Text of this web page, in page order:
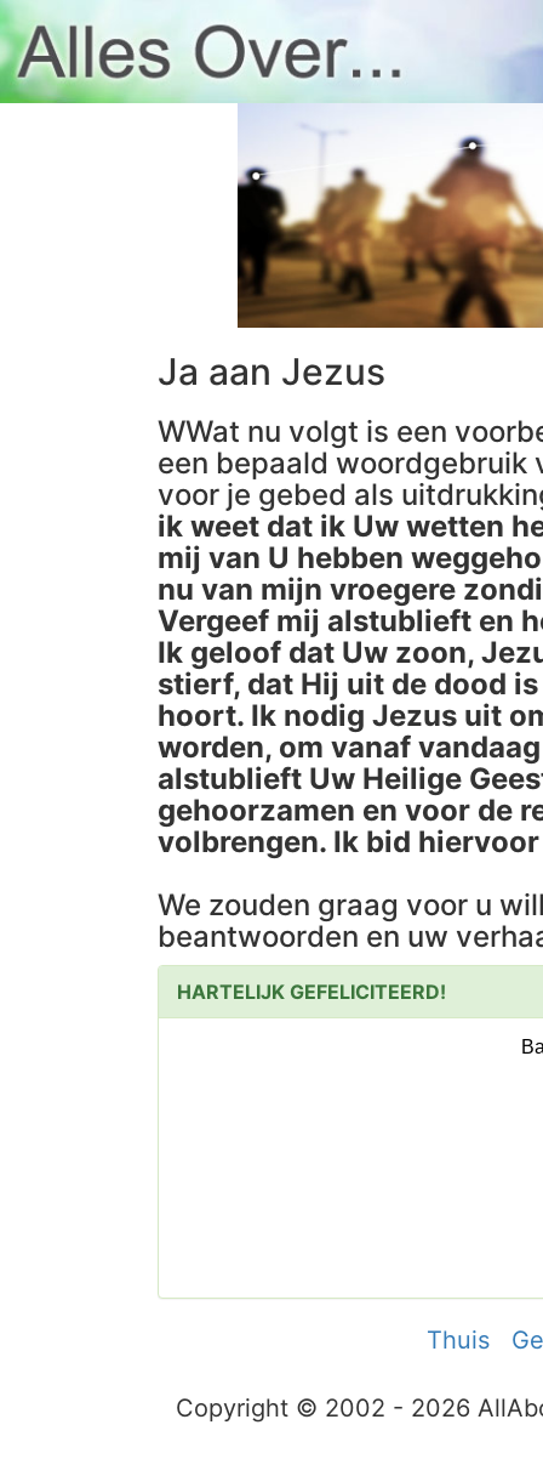
Ja aan Jezus
WWat nu volgt is een
een bepaald woordgebruik
voor je gebed als
ik weet dat ik Uw wetten
mij van U hebben
nu van mijn vroegere
Vergeef mij alstublieft en
Ik geloof dat Uw zoon,
stierf, dat Hij uit de dood
hoort. Ik nodig Jezus uit
worden, om vanaf
alstublieft Uw Heilige
gehoorzamen en voor de
volbrengen. Ik bid
We zouden graag voor u
beantwoorden en uw
HARTELIJK GEFELICITEERD!
Thuis
Copyright © 2002 - 2026